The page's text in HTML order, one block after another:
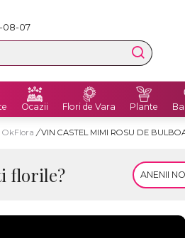
08-07
Ocazii Flori de Vara Plante
OkFlora / VIN CASTEL MIMI ROSU DE
florile?